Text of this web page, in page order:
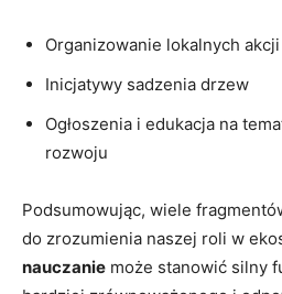
Organizowanie​ lokalnych
Inicjatywy sadzenia drzew
Ogłoszenia i⁢ edukacja na
rozwoju
Podsumowując,​ wiele
do zrozumienia naszej roli w
nauczanie może ⁤stanowić silny